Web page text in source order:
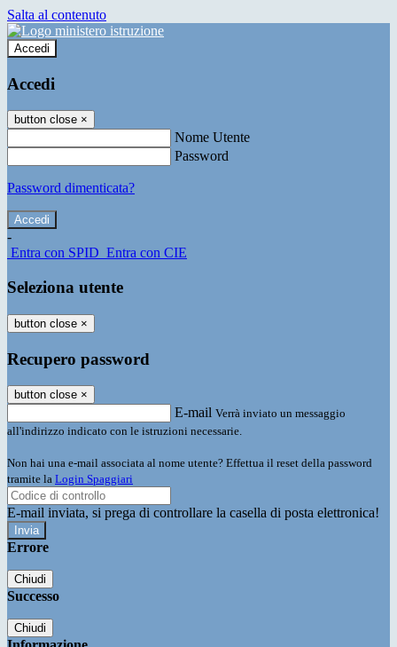
Salta al contenuto
Accedi
Accedi
button close ×
Nome Utente
Password
Password dimenticata?
-
Entra con SPID Entra con CIE
Seleziona utente
button close ×
Recupero password
button close ×
E-mail Verrà inviato un messaggio
all'indirizzo indicato con le istruzioni necessarie.
Non hai una e-mail associata al nome utente? Effettua il reset della password
tramite la Login Spaggiari
E-mail inviata, si prega di controllare la casella di posta elettronica!
Errore
Chiudi
Successo
Chiudi